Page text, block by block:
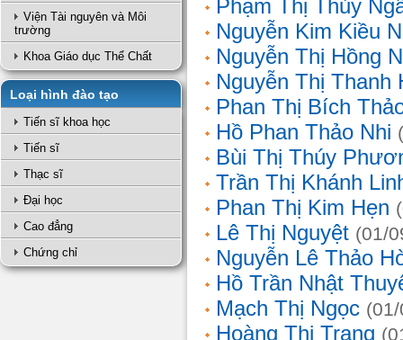
Viện Tài nguyên và Môi
trường
Khoa Giáo dục Thể Chất
Loại hình đào tạo
Tiến sĩ khoa học
Tiến sĩ
Thạc sĩ
Đại học
Cao đẳng
Chứng chỉ
Phạm Thị Thủy
Nguyễn Kim Kiều
Nguyễn Thị Hồng
Nguyễn Thị Thanh
Phan Thị Bích
Hồ Phan Thảo Nhi
Bùi Thị Thúy
Trần Thị Khánh
Phan Thị Kim Hẹn
Lê Thị Nguyệt (01/
Nguyễn Lê Thảo
Hồ Trần Nhật
Mạch Thị Ngọc
Hoàng Thị Trang